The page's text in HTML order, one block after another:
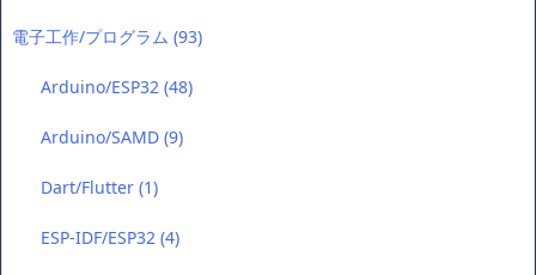
電子工作/プログラム (93)
Arduino/ESP32(48)
Arduino/SAMD(9)
Dart/Flutter(1)
ESP-IDF/ESP32(4)